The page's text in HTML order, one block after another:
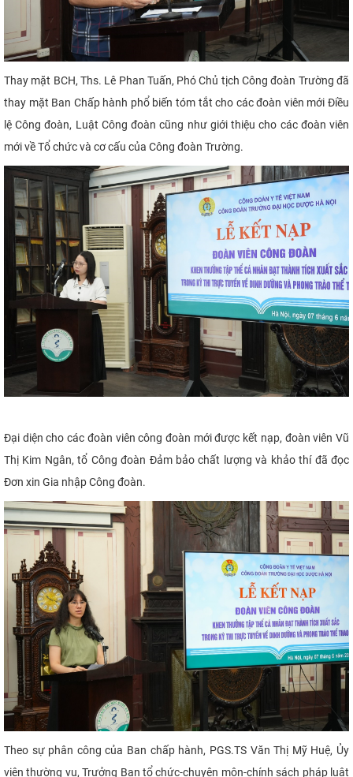
Thay mặt BCH, Ths. Lê Phan Tuấn, Phó Chủ tịch Công đoàn Trường đã
thay mặt Ban Chấp hành phổ biến tóm tắt cho các đoàn viên mới Điều
lệ Công đoàn, Luật Công đoàn cũng như giới thiệu cho các đoàn viên
mới về Tổ chức và cơ cấu của Công đoàn Trường.
Đại diện cho các đoàn viên công đoàn mới được kết nạp, đoàn viên Vũ
Thị Kim Ngân, tổ Công đoàn Đảm bảo chất lượng và khảo thí đã đọc
Đơn xin Gia nhập Công đoàn.
Theo sự phân công của Ban chấp hành, PGS.TS Văn Thị Mỹ Huệ, Ủy
viên thường vụ, Trưởng Ban tổ chức-chuyên môn-chính sách pháp luật